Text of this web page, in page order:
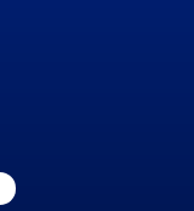
Search